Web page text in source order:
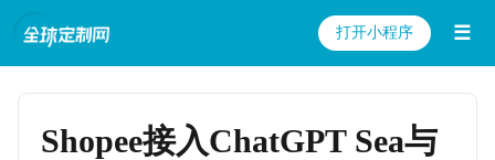
打开小程序 ☰
Shopee接入ChatGPT Sea与